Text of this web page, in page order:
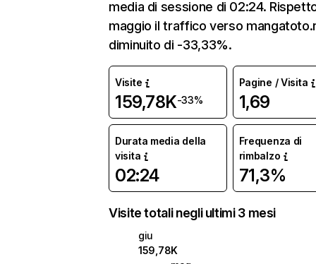
media di sessione di 02:24.
maggio il traffico verso
diminuito di -33,33%.
Visite
159,78K-33%
Pagine / Visita
1,69
Durata media della
visita
02:24
Frequenza di
rimbalzo
71,3%
Visite totali negli ultimi 3 mesi
giu
159,78K